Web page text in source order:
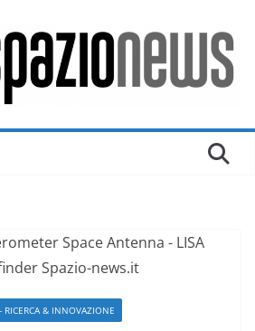
RICERCA & INNOVAZIONE